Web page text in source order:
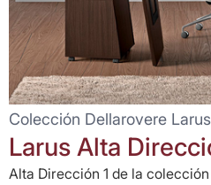
Colección Dellarovere
Larus Alta
Alta Dirección 1 de la